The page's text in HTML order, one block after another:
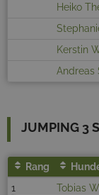
Heiko
Kerstin
Andreas
JUMPING 3
Rang
1
Tobias